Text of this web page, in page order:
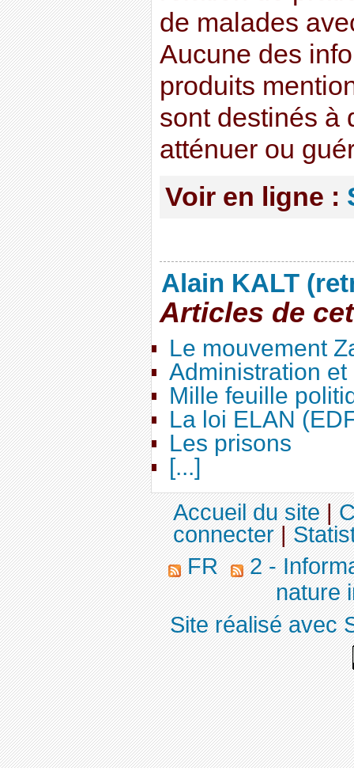
de malades
Aucune des
produits
sont destinés à
atténuer ou
Voir en ligne :
Alain KALT
Articles de
Le mouvement
Administration
Mille feuille
La loi ELAN
Les prisons
[...]
Accueil du site|
connecter|
FR
2 -
nature
Site réalisé avec